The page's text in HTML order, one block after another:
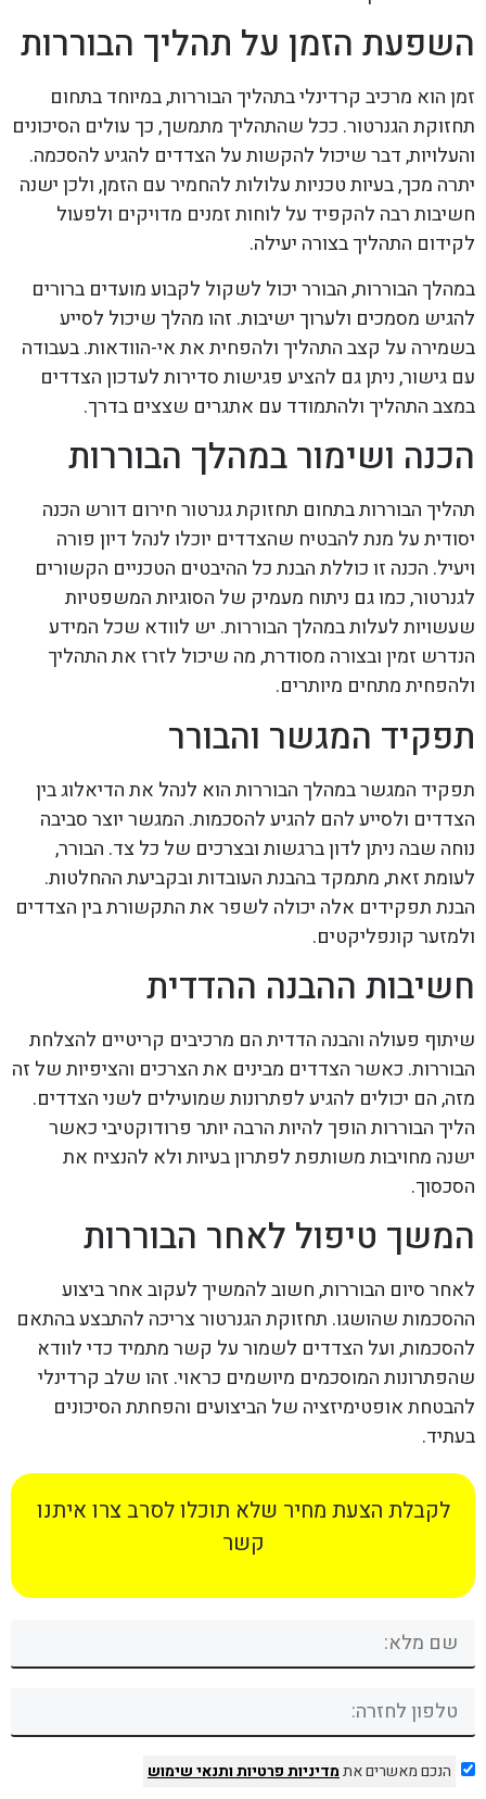
השפעת הזמן על תהליך הבוררות
זמן הוא מרכיב קרדינלי בתהליך הבוררות, במיוחד בתחום
תחזוקת הגנרטור. ככל שהתהליך מתמשך, כך עולים הסיכונים
והעלויות, דבר שיכול להקשות על הצדדים להגיע להסכמה.
יתרה מכך, בעיות טכניות עלולות להחמיר עם הזמן, ולכן ישנה
חשיבות רבה להקפיד על לוחות זמנים מדויקים ולפעול
לקידום התהליך בצורה יעילה.
במהלך הבוררות, הבורר יכול לשקול לקבוע מועדים ברורים
להגיש מסמכים ולערוך ישיבות. זהו מהלך שיכול לסייע
בשמירה על קצב התהליך ולהפחית את אי-הוודאות. בעבודה
עם גישור, ניתן גם להציע פגישות סדירות לעדכון הצדדים
במצב התהליך ולהתמודד עם אתגרים שצצים בדרך.
הכנה ושימור במהלך הבוררות
תהליך הבוררות בתחום תחזוקת גנרטור חירום דורש הכנה
יסודית על מנת להבטיח שהצדדים יוכלו לנהל דיון פורה
ויעיל. הכנה זו כוללת הבנת כל ההיבטים הטכניים הקשורים
לגנרטור, כמו גם ניתוח מעמיק של הסוגיות המשפטיות
שעשויות לעלות במהלך הבוררות. יש לוודא שכל המידע
הנדרש זמין ובצורה מסודרת, מה שיכול לזרז את התהליך
ולהפחית מתחים מיותרים.
תפקיד המגשר והבורר
תפקיד המגשר במהלך הבוררות הוא לנהל את הדיאלוג בין
הצדדים ולסייע להם להגיע להסכמות. המגשר יוצר סביבה
נוחה שבה ניתן לדון ברגשות ובצרכים של כל צד. הבורר,
לעומת זאת, מתמקד בהבנת העובדות ובקביעת ההחלטות.
הבנת תפקידים אלה יכולה לשפר את התקשורת בין הצדדים
ולמזער קונפליקטים.
חשיבות ההבנה ההדדית
שיתוף פעולה והבנה הדדית הם מרכיבים קריטיים להצלחת
הבוררות. כאשר הצדדים מבינים את הצרכים והציפיות של זה
מזה, הם יכולים להגיע לפתרונות שמועילים לשני הצדדים.
הליך הבוררות הופך להיות הרבה יותר פרודוקטיבי כאשר
ישנה מחויבות משותפת לפתרון בעיות ולא להנציח את
הסכסוך.
המשך טיפול לאחר הבוררות
לאחר סיום הבוררות, חשוב להמשיך לעקוב אחר ביצוע
ההסכמות שהושגו. תחזוקת הגנרטור צריכה להתבצע בהתאם
להסכמות, ועל הצדדים לשמור על קשר מתמיד כדי לוודא
שהפתרונות המוסכמים מיושמים כראוי. זהו שלב קרדינלי
להבטחת אופטימיזציה של הביצועים והפחתת הסיכונים
בעתיד.
לקבלת הצעת מחיר שלא תוכלו לסרב צרו איתנו
קשר
הנכם מאשרים אתמדיניות פרטיותותנאי שימוש